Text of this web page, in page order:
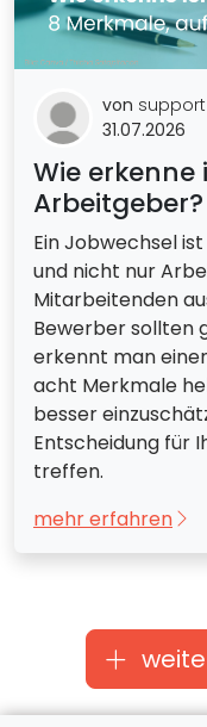
von
31.07.2026
Wie
Arbeitgeber?
Ein Jobwechsel
und nicht nur
Mitarbeitenden
Bewerber sollten
erkennt man
acht Merkmale
besser
Entscheidung für
treffen.
mehr erfahren